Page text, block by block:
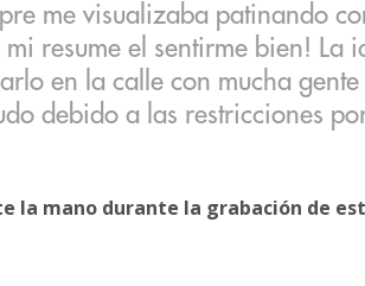
me visualizaba patinando
mi resume el sentirme bien! La
en la calle con mucha
debido a las restricciones
la mano durante la grabación de